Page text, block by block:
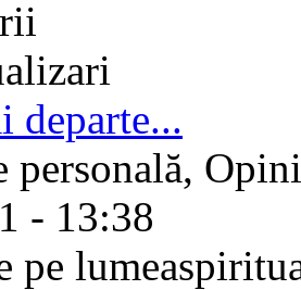
departe...
personală,
- 13:38
pe